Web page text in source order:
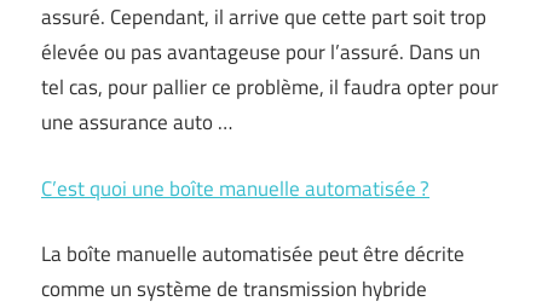
assuré. Cependant, il arrive que cette part soit trop
élevée ou pas avantageuse pour l’assuré. Dans un
tel cas, pour pallier ce problème, il faudra opter pour
une assurance auto …
C’est quoi une boîte manuelle automatisée ?
La boîte manuelle automatisée peut être décrite
comme un système de transmission hybride